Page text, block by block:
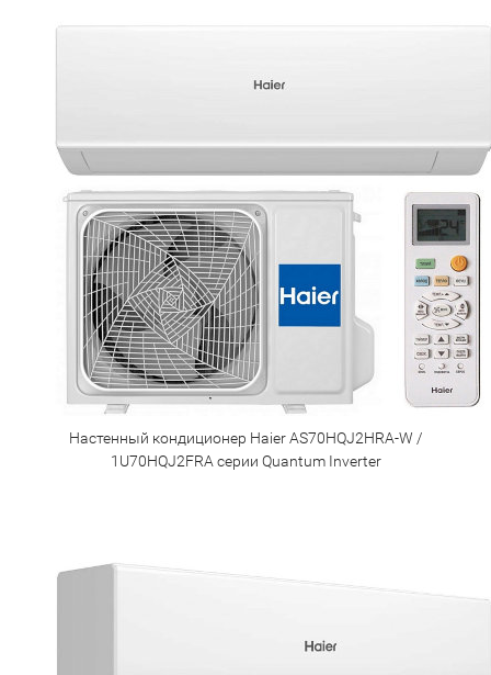
Настенный кондиционер Haier AS70HQJ2HRA-W /
1U70HQJ2FRA серии Quantum Inverter